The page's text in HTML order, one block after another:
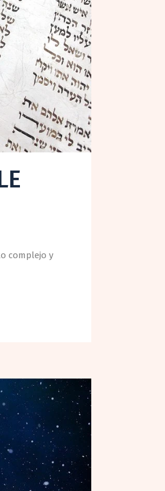
complejo y